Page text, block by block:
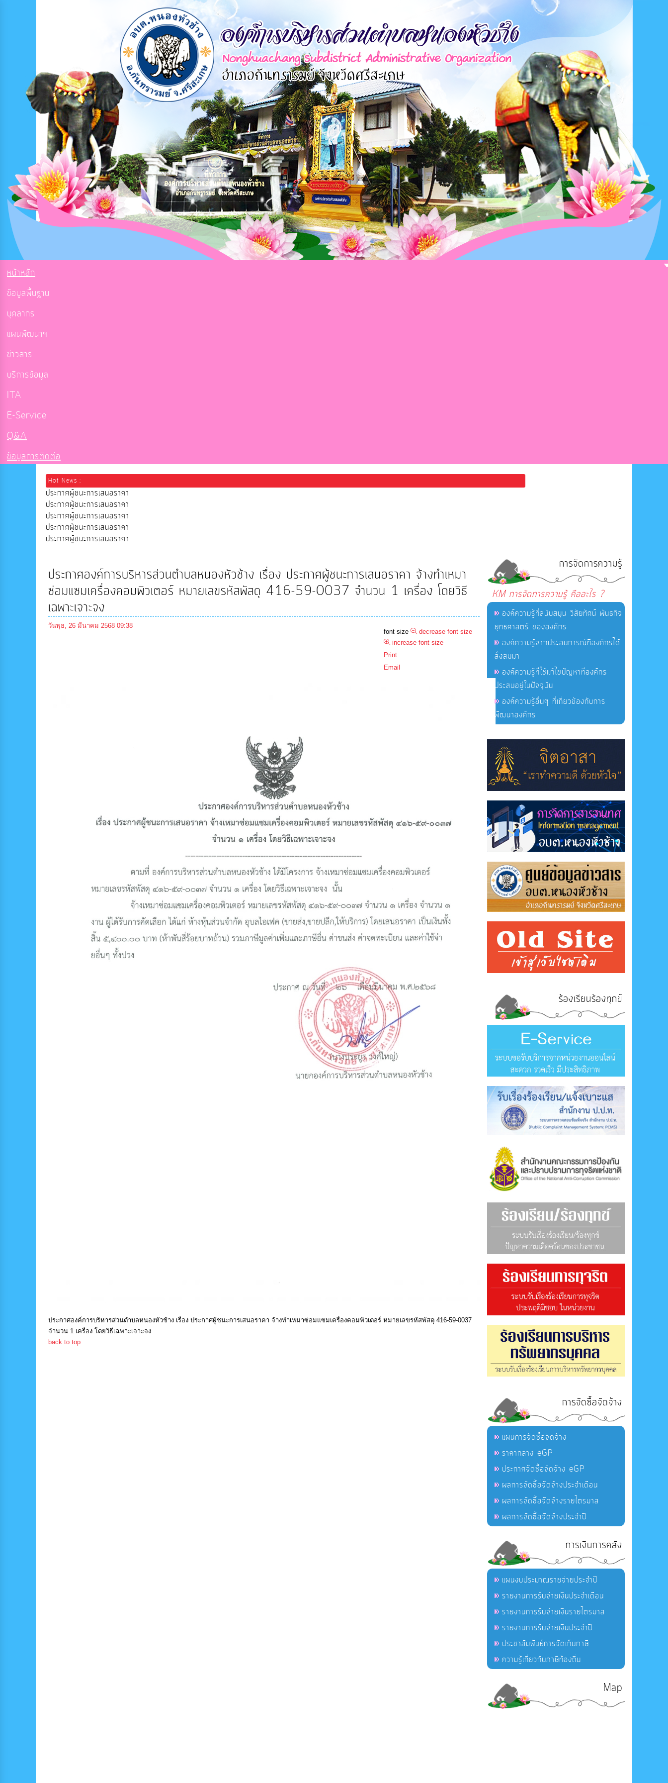
หน้าหลัก
ข้อมูลพื้นฐาน
บุคลากร
แผนพัฒนาฯ
ข่าวสาร
บริการข้อมูล
ITA
E-Service
Q&A
ข้อมูลการติดต่อ
Hot News :
ประกาศผู้ชนะการเสนอราคา
ประกาศผู้ชนะการเสนอราคา
ประกาศผู้ชนะการเสนอราคา
ประกาศผู้ชนะการเสนอราคา
ประกาศผู้ชนะการเสนอราคา
ประกาศองค์การบริหารส่วนตำบลหนองหัวช้าง เรื่อง ประกาศผู้ชนะการเสนอราคา จ้างทำเหมา
ซ่อมแซมเครื่องคอมพิวเตอร์ หมายเลขรหัสพัสดุ 416-59-0037 จำนวน 1 เครื่อง โดยวิธี
เฉพาะเจาะจง
วันพุธ, 26 มีนาคม 2568 09:38
font size
decrease font size
increase font size
Print
Email
ประกาศองค์การบริหารส่วนตำบลหนองหัวช้าง เรื่อง ประกาศผู้ชนะการเสนอราคา จ้างทำเหมาซ่อมแซมเครื่องคอมพิวเตอร์ หมายเลขรหัสพัสดุ 416-59-0037
จำนวน 1 เครื่อง โดยวิธีเฉพาะเจาะจง
back to top
การจัดการความรู้
KM การจัดการความรู้ คืออะไร ?
องค์ความรู้ที่สนับสนุน วิสัยทัศน์ พันธกิจ
ยุทธศาสตร์ ขององค์กร
องค์ความรู้จากประสบการณ์ที่องค์กรได้
สั่งสมมา
องค์ความรู้ที่ใช้แก้ไขปัญหาที่องค์กร
ประสบอยู่ในปัจจุบัน
องค์ความรู้อื่นๆ ที่เกี่ยวข้องกับการ
พัฒนาองค์กร
ร้องเรียนร้องทุกข์
การจัดซื้อจัดจ้าง
แผนการจัดซื้อจัดจ้าง
ราคากลาง eGP
ประกาศจัดซื้อจัดจ้าง eGP
ผลการจัดซื้อจัดจ้างประจำเดือน
ผลการจัดซื้อจัดจ้างรายไตรมาส
ผลการจัดซื้อจัดจ้างประจำปี
การเงินการคลัง
แผนงบประมาณรายจ่ายประจำปี
รายงานการรับจ่ายเงินประจำเดือน
รายงานการรับจ่ายเงินรายไตรมาส
รายงานการรับจ่ายเงินประจำปี
ประชาสัมพันธ์การจัดเก็บภาษี
ความรู้เกี่ยวกับภาษีท้องถิ่น
Map